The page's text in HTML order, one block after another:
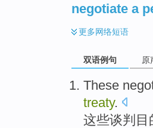
negotiate a
更多网络短语
双语例句 原
These
treaty.
这些谈判 目